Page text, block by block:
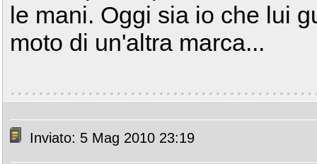
le mani. Oggi sia io che lui
moto di un'altra marca...
Inviato: 5 Mag 2010 23:19